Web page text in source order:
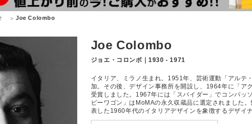
Joe Colombo
Joe Colombo
ジョエ・コロンボ｜1930 - 1971
イタリア、ミラノ生まれ。1951年、芸術運動「アルテ
加。その後、デザイン事務所を開設し、1964年に「ア
受賞しました。1967年には「スパイダー」でコンパッ
ビーワゴン」はMoMAの永久収蔵品に選定されました
表した1960年代のイタリアデザインを象徴するデザイナ